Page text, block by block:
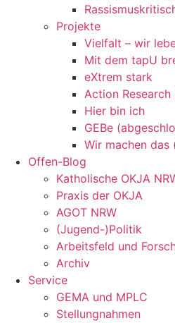
Projekte
Vielfalt – wir
Mit dem tapU
eXtrem stark
Action Research
Hier bin ich
GEBe
Wir machen das
Offen-Blog
Katholische OKJA
Praxis der OKJA
AGOT NRW
(Jugend-)Politik
Arbeitsfeld und
Archiv
Service
GEMA und MPLC
Stellungnahmen